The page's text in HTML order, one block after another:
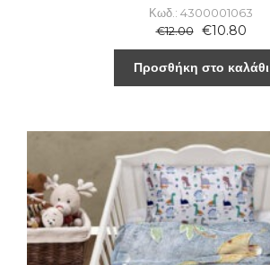
Κωδ.: 4300001063
€12.00 €10.80
Προσθήκη στο καλάθι